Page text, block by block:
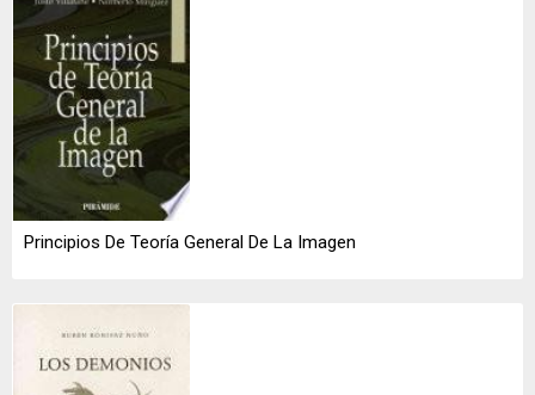
Principios De Teoría General De La Imagen